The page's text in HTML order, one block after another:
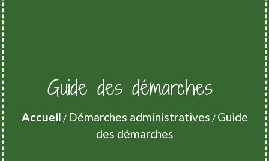
Guide des démarches
Accueil / Démarches administratives / Guide
des démarches